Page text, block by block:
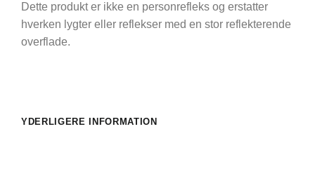
Dette produkt er ikke en personrefleks og erstatter
hverken lygter eller reflekser med en stor reflekterende
overflade.
YDERLIGERE INFORMATION